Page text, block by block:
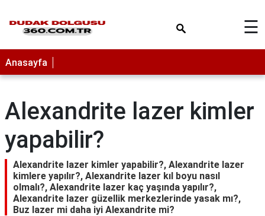
☰
Anasayfa
Alexandrite lazer kimler
yapabilir?
Alexandrite lazer kimler yapabilir?, Alexandrite lazer
kimlere yapılır?, Alexandrite lazer kıl boyu nasıl
olmalı?, Alexandrite lazer kaç yaşında yapılır?,
Alexandrite lazer güzellik merkezlerinde yasak mı?,
Buz lazer mi daha iyi Alexandrite mi?